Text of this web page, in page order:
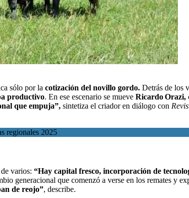
sólo por la cotización del novillo gordo. Detrás de los
productivo. En ese escenario se mueve Ricardo Orazi,
que empuja”, sintetiza el criador en diálogo con
regionales 2025
varios: “Hay capital fresco, incorporación de
generacional que comenzó a verse en los remates y
de reojo”, describe.